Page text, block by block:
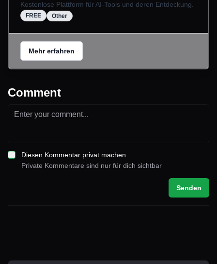
Kostenlose Plattform für AI-Tools und deren Entdeckung.
FREE Other
Mehr erfahren
Comment
Diesen Kommentar privat machen
Private Kommentare sind nur für dich sichtbar
Senden